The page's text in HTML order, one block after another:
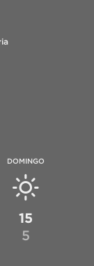
DOMINGO
15
5